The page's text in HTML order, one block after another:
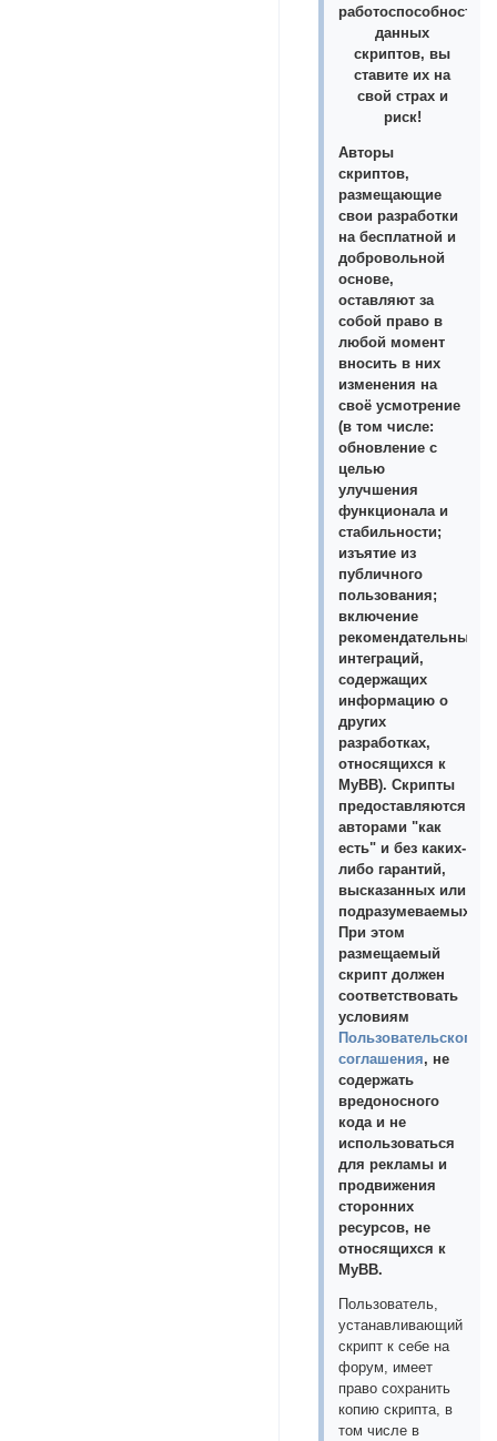
работоспособность
данных
скриптов, вы
ставите их на
свой страх и
риск!
Авторы
скриптов,
размещающие
свои разработки
на бесплатной и
добровольной
основе,
оставляют за
собой право в
любой момент
вносить в них
изменения на
своё усмотрение
(в том числе:
обновление с
целью
улучшения
функционала и
стабильности;
изъятие из
публичного
пользования;
включение
рекомендательных
интеграций,
содержащих
информацию о
других
разработках,
относящихся к
MyBB). Скрипты
предоставляются
авторами "как
есть" и без каких-
либо гарантий,
высказанных или
подразумеваемых.
При этом
размещаемый
скрипт должен
соответствовать
условиям
Пользовательского
соглашения, не
содержать
вредоносного
кода и не
использоваться
для рекламы и
продвижения
сторонних
ресурсов, не
относящихся к
MyBB.
Пользователь,
устанавливающий
скрипт к себе на
форум, имеет
право сохранить
копию скрипта, в
том числе в